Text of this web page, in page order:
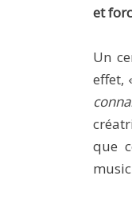
et
Un
effet,
que